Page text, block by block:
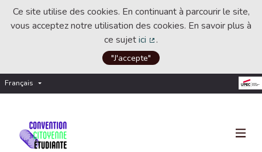
Ce site utilise des cookies. En continuant à parcourir le site,
vous acceptez notre utilisation des cookies. En savoir plus à
ce sujetici
(Lien externe)
.
"J'accepte"
Français Choisir la langue